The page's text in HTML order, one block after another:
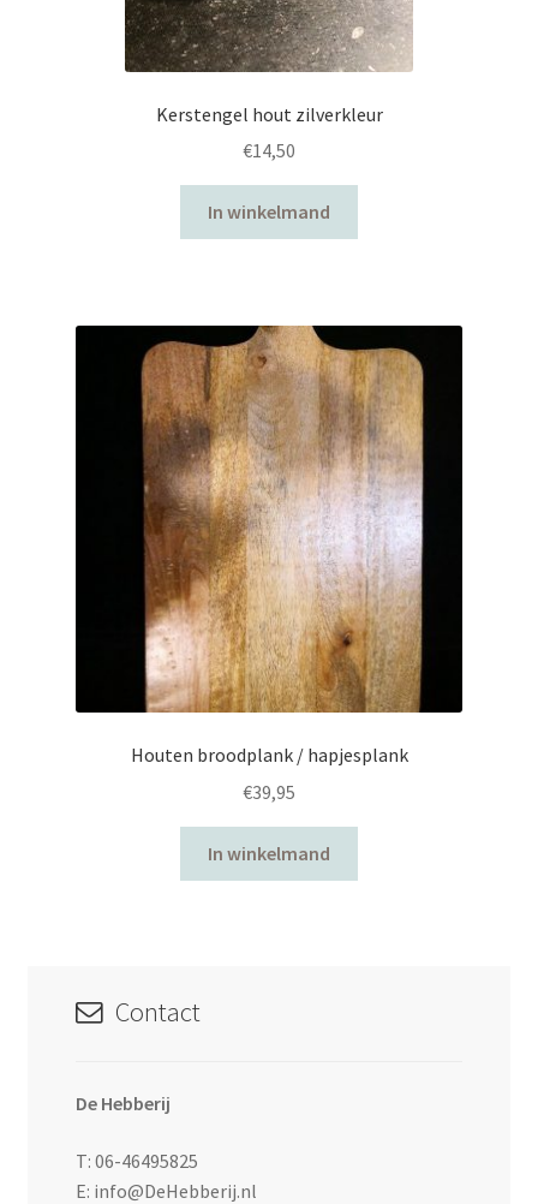
Kerstengel hout zilverkleur
€14,50
In winkelmand
Houten broodplank / hapjesplank
€39,95
In winkelmand
Contact
De Hebberij
T: 06-46495825
E: info@DeHebberij.nl